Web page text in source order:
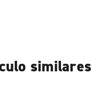
similares